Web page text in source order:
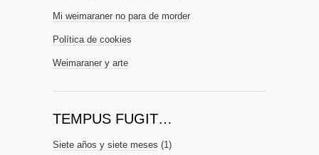
Mi weimaraner no para de morder
Política de cookies
Weimaraner y arte
TEMPUS FUGIT…
Siete años y siete meses (1)